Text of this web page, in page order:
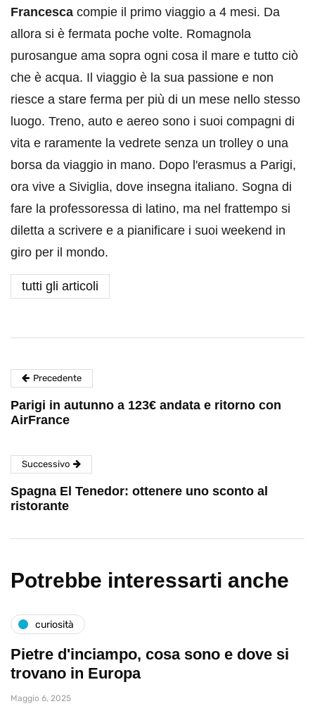
Francesca compie il primo viaggio a 4 mesi. Da
allora si è fermata poche volte. Romagnola
purosangue ama sopra ogni cosa il mare e tutto ciò
che è acqua. Il viaggio è la sua passione e non
riesce a stare ferma per più di un mese nello stesso
luogo. Treno, auto e aereo sono i suoi compagni di
vita e raramente la vedrete senza un trolley o una
borsa da viaggio in mano. Dopo l'erasmus a Parigi,
ora vive a Siviglia, dove insegna italiano. Sogna di
fare la professoressa di latino, ma nel frattempo si
diletta a scrivere e a pianificare i suoi weekend in
giro per il mondo.
tutti gli articoli
Precedente
Parigi in autunno a 123€ andata e ritorno con
AirFrance
Successivo
Spagna El Tenedor: ottenere uno sconto al
ristorante
Potrebbe interessarti anche
curiosità
Pietre d'inciampo, cosa sono e dove si
trovano in Europa
Maggio 6, 2025